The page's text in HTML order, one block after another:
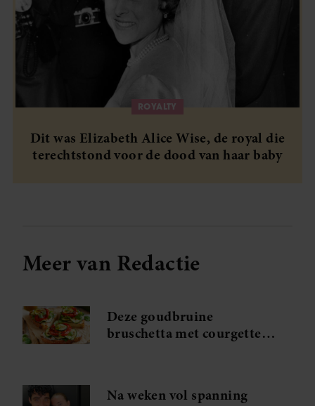
ROYALTY
Dit was Elizabeth Alice Wise, de royal die
terechtstond voor de dood van haar baby
Meer van Redactie
Deze goudbruine
bruschetta met courgette
Na weken vol spanning